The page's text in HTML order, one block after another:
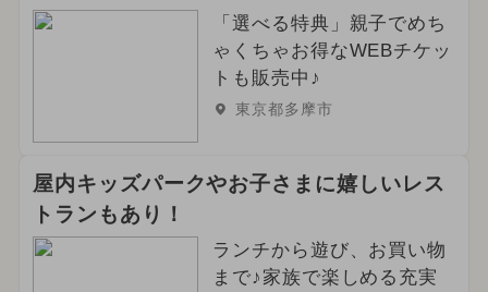
「選べる特典」親子でめち
ゃくちゃお得なWEBチケッ
トも販売中♪
東京都多摩市
屋内キッズパークやお子さまに嬉しいレス
トランもあり！
ランチから遊び、お買い物
まで♪家族で楽しめる充実